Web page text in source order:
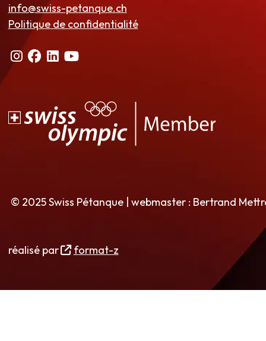
info@swiss-petanque.ch
Politique de confidentialité
© 2025 Swiss Pétanque | webmaster : Bertrand
réalisé par format-z